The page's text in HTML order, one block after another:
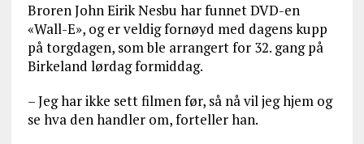
Broren John Eirik Nesbu har funnet DVD-en
«Wall-E», og er veldig fornøyd med dagens kupp
på torgdagen, som ble arrangert for 32. gang på
Birkeland lørdag formiddag.
– Jeg har ikke sett filmen før, så nå vil jeg hjem og
se hva den handler om, forteller han.